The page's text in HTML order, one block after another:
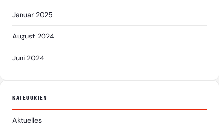
Januar 2025
August 2024
Juni 2024
KATEGORIEN
Aktuelles